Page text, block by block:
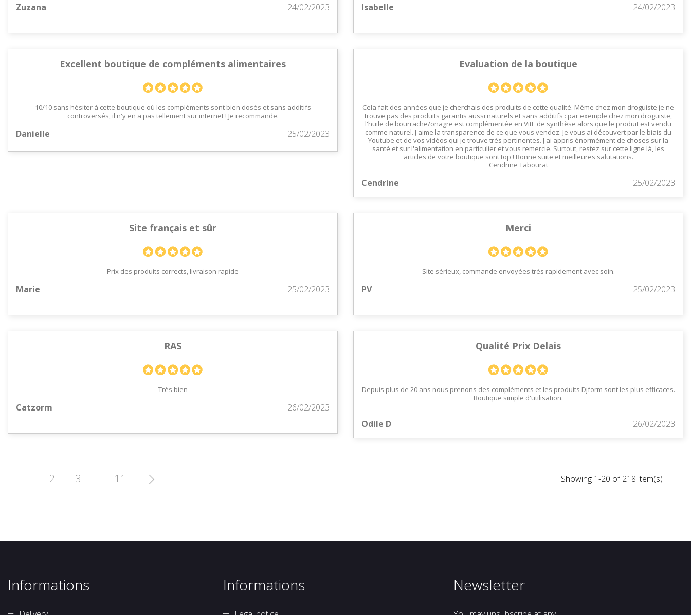
Zuzana 24/02/2023 Isabelle 24/02/2023
Excellent boutique de compléments alimentaires
10/10 sans hésiter à cette boutique où les compléments sont bien dosés et sans additifs
controversés, il n'y en a pas tellement sur internet ! Je recommande.
Danielle 25/02/2023
Evaluation de la boutique
Cela fait des années que je cherchais des produits de cette qualité. Même chez mon droguiste je ne
trouve pas des produits garantis aussi naturels et sans additifs : par exemple chez mon droguiste,
l'huile de bourrache/onagre est complémentée en VitE de synthèse alors que le produit est vendu
comme naturel. J'aime la transparence de ce que vous vendez. Je vous ai découvert par le biais du
Youtube et de vos vidéos qui je trouve très pertinentes. J'ai appris énormément de choses sur la
santé et sur l'alimentation en particulier et vous remercie. Surtout, restez sur cette ligne là, les
articles de votre boutique sont top ! Bonne suite et meilleures salutations.
Cendrine Tabourat
Cendrine 25/02/2023
Site français et sûr
Prix des produits corrects, livraison rapide
Marie 25/02/2023
Merci
Site sérieux, commande envoyées très rapidement avec soin.
PV 25/02/2023
RAS
Très bien
Catzorm 26/02/2023
Qualité Prix Delais
Depuis plus de 20 ans nous prenons des compléments et les produits Djform sont les plus efficaces.
Boutique simple d'utilisation.
Odile D 26/02/2023
Showing 1-20 of 218 item(s)
2 3 … 11 
Informations Informations Newsletter